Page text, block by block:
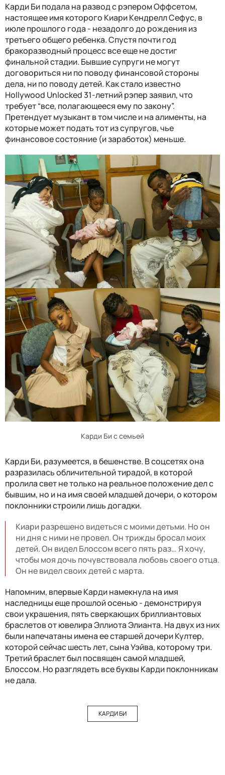
Карди Би подала на развод с рэпером Оффсетом,
настоящее имя которого Киари Кендрелл Сефус, в
июле прошлого года - незадолго до рождения из
третьего общего ребенка. Спустя почти год
бракоразводный процесс все еще не достиг
финальной стадии. Бывшие супруги не могут
договориться ни по поводу финансовой стороны
дела, ни по поводу детей. Как стало известно
Hollywood Unlocked 31-летний рэпер заявил, что
требует “все, полагающееся ему по закону”.
Претендует музыкант в том числе и на алименты, на
которые может подать тот из супругов, чье
финансовое состояние (и заработок) меньше.
Карди Би с семьей
Карди Би, разумеется, в бешенстве. В соцсетях она
разразилась обличительной тирадой, в которой
пролила свет не только на реальное положение дел с
бывшим, но и на имя своей младшей дочери, о котором
поклонники строили лишь догадки.
Киари разрешено видеться с моими детьми. Но он
ни дня с ними не провел. Он трижды бросал моих
детей. Он видел Блоссом всего пять раз… Я хочу,
чтобы моя дочь почувствовала любовь своего отца.
Он не видел своих детей с марта.
Напомним, впервые Карди намекнула на имя
наследницы еще прошлой осенью - демонстрируя
свои украшения, пять сверкающих бриллиантовых
браслетов от ювелира Эллиота Элианта. На двух из них
были напечатаны имена ее старшей дочери Култер,
которой сейчас шесть лет, сына Уэйва, которому три.
Третий браслет был посвящен самой младшей,
Блоссом. Но разглядеть все буквы Карди поклонникам
не дала.
КАРДИ БИ